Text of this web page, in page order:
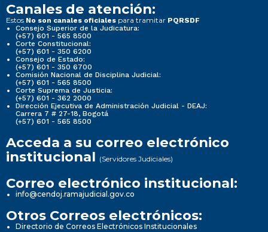
Canales de atención:
Estos No son canales oficiales para tramitar PQRSDF
Consejo Superior de la Judicatura:
(+57) 601 - 565 8500
Corte Constitucional:
(+57) 601 - 350 6200
Consejo de Estado:
(+57) 601 - 350 6700
Comisión Nacional de Disciplina Judicial:
(+57) 601 - 565 8500
Corte Suprema de Justicia:
(+57) 601 - 362 2000
Dirección Ejecutiva de Administración Judicial - DEAJ:
Carrera 7 # 27-18, Bogotá
(+57) 601 - 565 8500
Acceda a su correo electrónico
institucional (Servidores Judiciales)
Correo electrónico institucional:
info@cendoj.ramajudicial.gov.co
Otros Correos electrónicos:
Directorio de Correos Electrónicos Institucionales